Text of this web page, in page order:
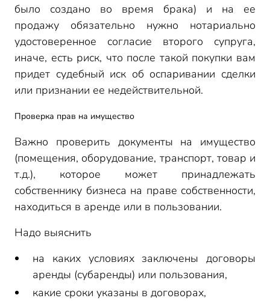
было создано во время брака) и на ее
продажу обязательно нужно нотариально
удостоверенное согласие второго супруга,
иначе, есть риск, что после такой покупки вам
придет судебный иск об оспаривании сделки
или признании ее недействительной.
Проверка прав на имущество
Важно проверить документы на имущество
(помещения, оборудование, транспорт, товар и
т.д.), которое может принадлежать
собственнику бизнеса на праве собственности,
находиться в аренде или в пользовании.
Надо выяснить
на каких условиях заключены договоры
аренды (субаренды) или пользования,
какие сроки указаны в договорах,